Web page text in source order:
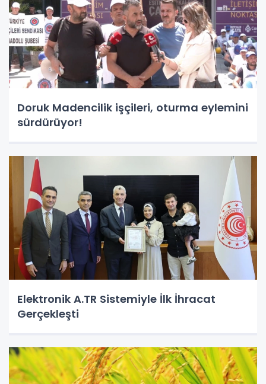
Doruk Madencilik işçileri, oturma eylemini
sürdürüyor!
Elektronik A.TR Sistemiyle İlk İhracat
Gerçekleşti